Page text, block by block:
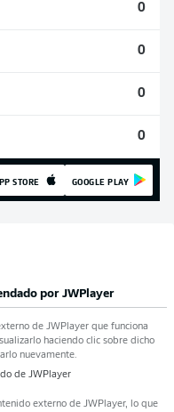
0
0
0
0
STORE GOOGLE PLAY
por JWPlayer
de JWPlayerque funciona
haciendo clic sobre dicho
nuevamente.
de JWPlayer
externo de JWPlayer, lo que